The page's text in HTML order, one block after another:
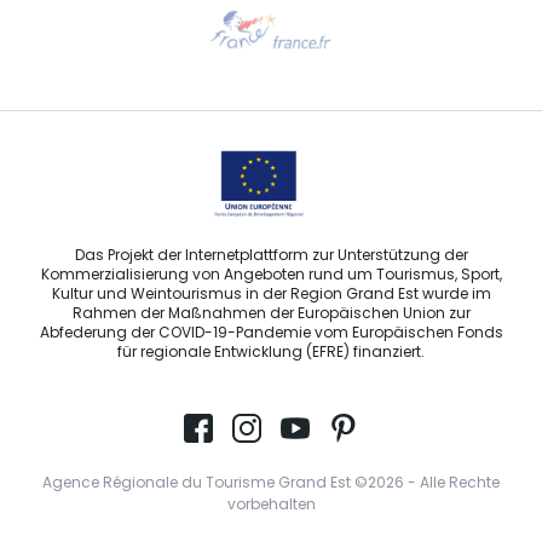
Sprechen Sie uns per E-Mail an
Das Projekt der Internetplattform zur Unterstützung der
Kommerzialisierung von Angeboten rund um Tourismus, Sport,
Kultur und Weintourismus in der Region Grand Est wurde im
Rahmen der Maßnahmen der Europäischen Union zur
Abfederung der COVID-19-Pandemie vom Europäischen Fonds
für regionale Entwicklung (EFRE) finanziert.
Agence Régionale du Tourisme Grand Est ©2026 - Alle Rechte
vorbehalten